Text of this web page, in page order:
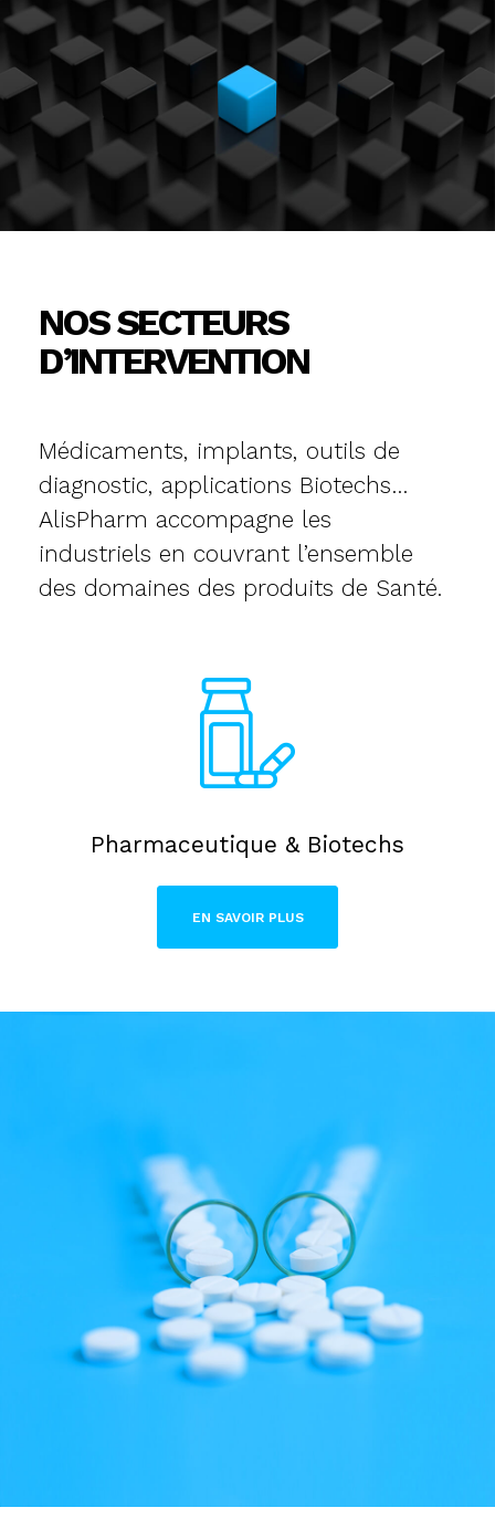
NOS SECTEURS
D’INTERVENTION
Médicaments, implants, outils de
diagnostic, applications Biotechs…
AlisPharm accompagne les
industriels en couvrant l’ensemble
des domaines des produits de Santé.
Pharmaceutique & Biotechs
EN SAVOIR PLUS